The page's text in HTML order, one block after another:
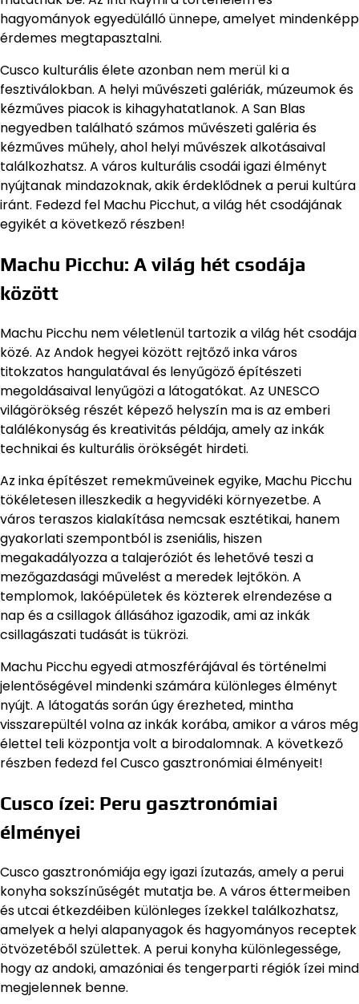
hagyományok egyedülálló ünnepe, amelyet mindenképp
érdemes megtapasztalni.
Cusco kulturális élete azonban nem merül ki a
fesztiválokban. A helyi művészeti galériák, múzeumok és
kézműves piacok is kihagyhatatlanok. A San Blas
negyedben található számos művészeti galéria és
kézműves műhely, ahol helyi művészek alkotásaival
találkozhatsz. A város kulturális csodái igazi élményt
nyújtanak mindazoknak, akik érdeklődnek a perui kultúra
iránt. Fedezd fel Machu Picchut, a világ hét csodájának
egyikét a következő részben!
Machu Picchu: A világ hét csodája
között
Machu Picchu nem véletlenül tartozik a világ hét csodája
közé. Az Andok hegyei között rejtőző inka város
titokzatos hangulatával és lenyűgöző építészeti
megoldásaival lenyűgözi a látogatókat. Az UNESCO
világörökség részét képező helyszín ma is az emberi
találékonyság és kreativitás példája, amely az inkák
technikai és kulturális örökségét hirdeti.
Az inka építészet remekműveinek egyike, Machu Picchu
tökéletesen illeszkedik a hegyvidéki környezetbe. A
város teraszos kialakítása nemcsak esztétikai, hanem
gyakorlati szempontból is zseniális, hiszen
megakadályozza a talajeróziót és lehetővé teszi a
mezőgazdasági művelést a meredek lejtőkön. A
templomok, lakóépületek és közterek elrendezése a
nap és a csillagok állásához igazodik, ami az inkák
csillagászati tudását is tükrözi.
Machu Picchu egyedi atmoszférájával és történelmi
jelentőségével mindenki számára különleges élményt
nyújt. A látogatás során úgy érezheted, mintha
visszarepültél volna az inkák korába, amikor a város még
élettel teli központja volt a birodalomnak. A következő
részben fedezd fel Cusco gasztronómiai élményeit!
Cusco ízei: Peru gasztronómiai
élményei
Cusco gasztronómiája egy igazi ízutazás, amely a perui
konyha sokszínűségét mutatja be. A város éttermeiben
és utcai étkezdéiben különleges ízekkel találkozhatsz,
amelyek a helyi alapanyagok és hagyományos receptek
ötvözetéből születtek. A perui konyha különlegessége,
hogy az andoki, amazóniai és tengerparti régiók ízei mind
megjelennek benne.